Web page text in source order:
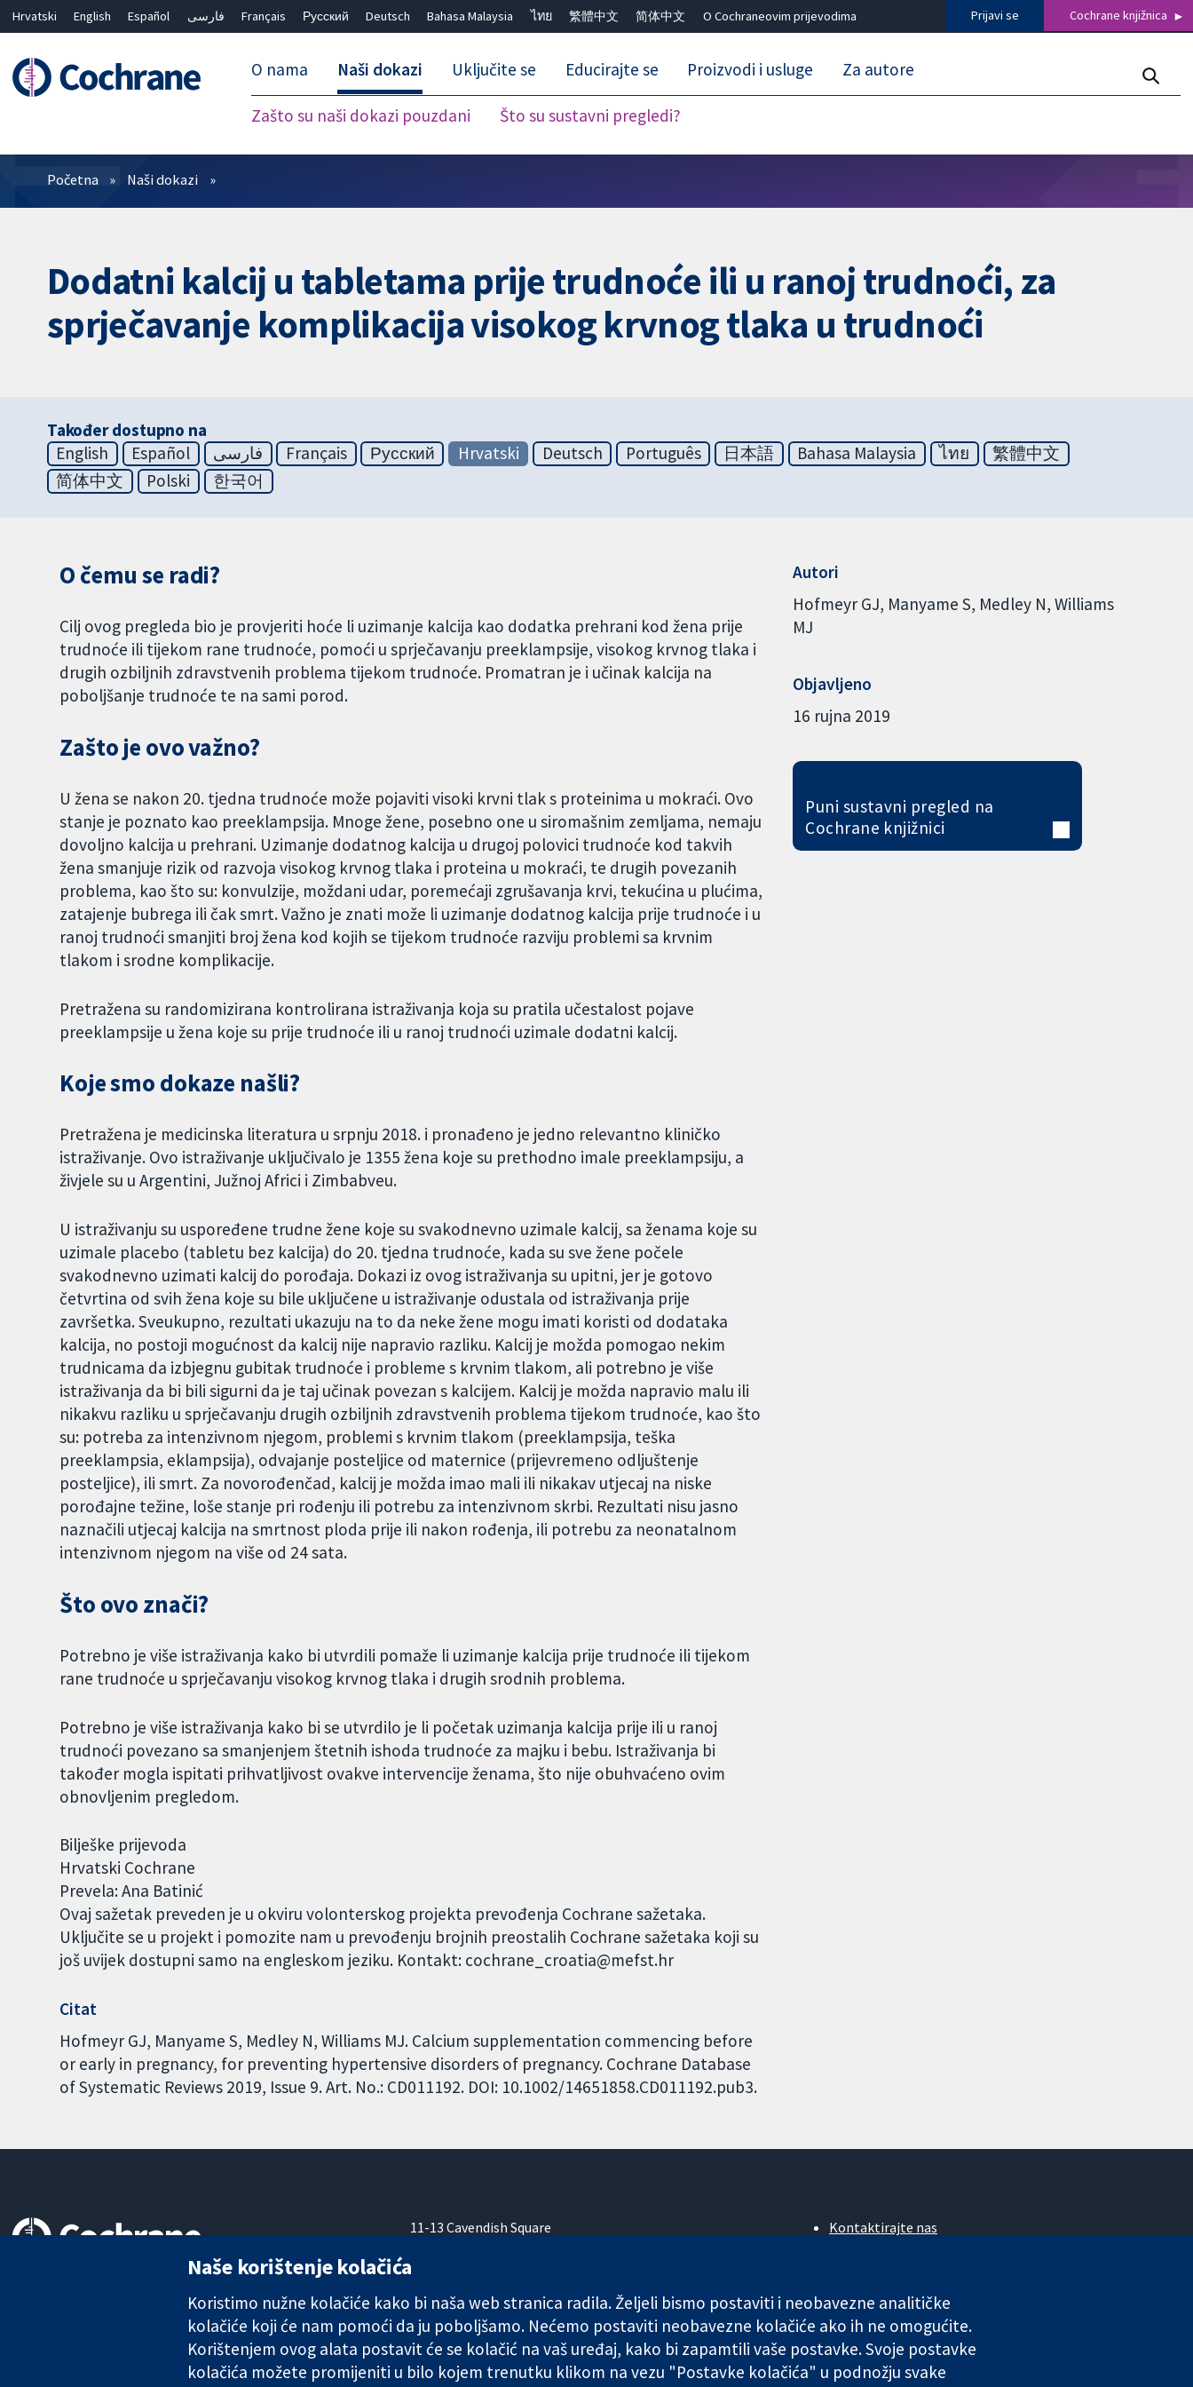
Hrvatski English Español فارسی Français Русский Deutsch Bahasa Malaysia ไทย 繁體中文 简体中文 O Cochraneovim prijevodima Prijavi se Cochrane knjižnica
O nama Naši dokazi
Zašto su naši dokazi pouzdani Što su sustavni pregledi?
Uključite se Educirajte se Proizvodi i usluge Za autore
Prečistači
Početna Naši dokazi
Dodatni kalcij u tabletama prije trudnoće ili u ranoj trudnoći, za
sprječavanje komplikacija visokog krvnog tlaka u trudnoći
Također dostupno na
English
Español فارسی Français Русский Hrvatski Deutsch Português 日本語 Bahasa Malaysia ไทย
繁體中文
简体中文
Polski 한국어
O čemu se radi?
Cilj ovog pregleda bio je provjeriti hoće li uzimanje kalcija kao dodatka prehrani kod žena prije
trudnoće ili tijekom rane trudnoće, pomoći u sprječavanju preeklampsije, visokog krvnog tlaka i
drugih ozbiljnih zdravstvenih problema tijekom trudnoće. Promatran je i učinak kalcija na
poboljšanje trudnoće te na sami porod.
Zašto je ovo važno?
U žena se nakon 20. tjedna trudnoće može pojaviti visoki krvni tlak s proteinima u mokraći. Ovo
stanje je poznato kao preeklampsija. Mnoge žene, posebno one u siromašnim zemljama, nemaju
dovoljno kalcija u prehrani. Uzimanje dodatnog kalcija u drugoj polovici trudnoće kod takvih
žena smanjuje rizik od razvoja visokog krvnog tlaka i proteina u mokraći, te drugih povezanih
problema, kao što su: konvulzije, moždani udar, poremećaji zgrušavanja krvi, tekućina u plućima,
zatajenje bubrega ili čak smrt. Važno je znati može li uzimanje dodatnog kalcija prije trudnoće i u
ranoj trudnoći smanjiti broj žena kod kojih se tijekom trudnoće razviju problemi sa krvnim
tlakom i srodne komplikacije.
Pretražena su randomizirana kontrolirana istraživanja koja su pratila učestalost pojave
preeklampsije u žena koje su prije trudnoće ili u ranoj trudnoći uzimale dodatni kalcij.
Koje smo dokaze našli?
Pretražena je medicinska literatura u srpnju 2018. i pronađeno je jedno relevantno kliničko
istraživanje. Ovo istraživanje uključivalo je 1355 žena koje su prethodno imale preeklampsiju, a
živjele su u Argentini, Južnoj Africi i Zimbabveu.
U istraživanju su uspoređene trudne žene koje su svakodnevno uzimale kalcij, sa ženama koje su
uzimale placebo (tabletu bez kalcija) do 20. tjedna trudnoće, kada su sve žene počele
svakodnevno uzimati kalcij do porođaja. Dokazi iz ovog istraživanja su upitni, jer je gotovo
četvrtina od svih žena koje su bile uključene u istraživanje odustala od istraživanja prije
završetka. Sveukupno, rezultati ukazuju na to da neke žene mogu imati koristi od dodataka
kalcija, no postoji mogućnost da kalcij nije napravio razliku. Kalcij je možda pomogao nekim
trudnicama da izbjegnu gubitak trudnoće i probleme s krvnim tlakom, ali potrebno je više
istraživanja da bi bili sigurni da je taj učinak povezan s kalcijem. Kalcij je možda napravio malu ili
nikakvu razliku u sprječavanju drugih ozbiljnih zdravstvenih problema tijekom trudnoće, kao što
su: potreba za intenzivnom njegom, problemi s krvnim tlakom (preeklampsija, teška
preeklampsia, eklampsija), odvajanje posteljice od maternice (prijevremeno odljuštenje
posteljice), ili smrt. Za novorođenčad, kalcij je možda imao mali ili nikakav utjecaj na niske
porođajne težine, loše stanje pri rođenju ili potrebu za intenzivnom skrbi. Rezultati nisu jasno
naznačili utjecaj kalcija na smrtnost ploda prije ili nakon rođenja, ili potrebu za neonatalnom
intenzivnom njegom na više od 24 sata.
Što ovo znači?
Potrebno je više istraživanja kako bi utvrdili pomaže li uzimanje kalcija prije trudnoće ili tijekom
rane trudnoće u sprječavanju visokog krvnog tlaka i drugih srodnih problema.
Potrebno je više istraživanja kako bi se utvrdilo je li početak uzimanja kalcija prije ili u ranoj
trudnoći povezano sa smanjenjem štetnih ishoda trudnoće za majku i bebu. Istraživanja bi
također mogla ispitati prihvatljivost ovakve intervencije ženama, što nije obuhvaćeno ovim
obnovljenim pregledom.
Bilješke prijevoda
Hrvatski Cochrane
Prevela: Ana Batinić
Ovaj sažetak preveden je u okviru volonterskog projekta prevođenja Cochrane sažetaka.
Uključite se u projekt i pomozite nam u prevođenju brojnih preostalih Cochrane sažetaka koji su
još uvijek dostupni samo na engleskom jeziku. Kontakt: cochrane_croatia@mefst.hr
Citat
Hofmeyr GJ, Manyame S, Medley N, Williams MJ. Calcium supplementation commencing before
or early in pregnancy, for preventing hypertensive disorders of pregnancy. Cochrane Database
of Systematic Reviews 2019, Issue 9. Art. No.: CD011192. DOI: 10.1002/14651858.CD011192.pub3.
Autori
Hofmeyr GJ Manyame S Medley N Williams
MJ
Objavljeno
16 rujna 2019
Puni sustavni pregled na
Cochrane knjižnici
11-13 Cavendish Square
W1G 0AN
Kontaktirajte nas
Poslovi
Cochrane Library
Naše korištenje kolačića
Koristimo nužne kolačiće kako bi naša web stranica radila. Željeli bismo postaviti i neobavezne analitičke
kolačiće koji će nam pomoći da ju poboljšamo. Nećemo postaviti neobavezne kolačiće ako ih ne omogućite.
Korištenjem ovog alata postavit će se kolačić na vaš uređaj, kako bi zapamtili vaše postavke. Svoje postavke
kolačića možete promijeniti u bilo kojem trenutku klikom na vezu "Postavke kolačića" u podnožju svake